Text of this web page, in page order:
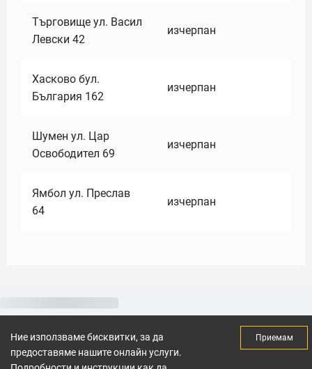
Търговище ул. Васил
Левски 42
изчерпан
Хасково бул.
България 162
изчерпан
Шумен ул. Цар
Освободител 69
изчерпан
Ямбол ул. Преслав
64
изчерпан
Ние използваме бисквитки, за да
предоставяме нашите онлайн услуги.
Приемам